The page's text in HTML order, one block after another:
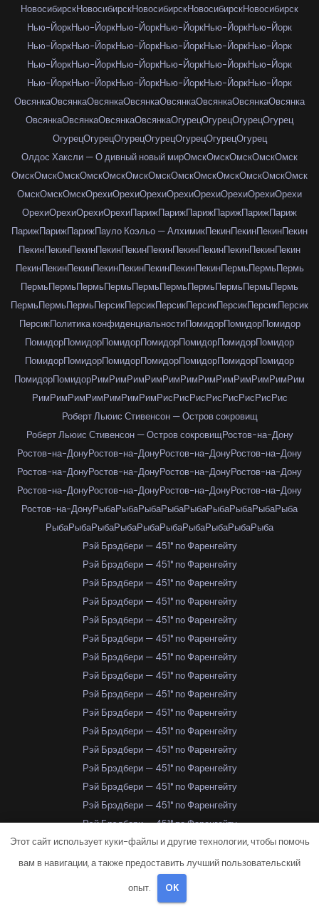
НовосибирскНовосибирскНовосибирскНовосибирскНовосибирск
Нью-ЙоркНью-ЙоркНью-ЙоркНью-ЙоркНью-ЙоркНью-Йорк
Нью-ЙоркНью-ЙоркНью-ЙоркНью-ЙоркНью-ЙоркНью-Йорк
Нью-ЙоркНью-ЙоркНью-ЙоркНью-ЙоркНью-ЙоркНью-Йорк
Нью-ЙоркНью-ЙоркНью-ЙоркНью-ЙоркНью-ЙоркНью-Йорк
ОвсянкаОвсянкаОвсянкаОвсянкаОвсянкаОвсянкаОвсянкаОвсянка
ОвсянкаОвсянкаОвсянкаОвсянкаОгурецОгурецОгурецОгурец
ОгурецОгурецОгурецОгурецОгурецОгурецОгурец
Олдос Хаксли — О дивный новый мирОмскОмскОмскОмскОмск
ОмскОмскОмскОмскОмскОмскОмскОмскОмскОмскОмскОмскОмск
ОмскОмскОмскОрехиОрехиОрехиОрехиОрехиОрехиОрехиОрехи
ОрехиОрехиОрехиОрехиПарижПарижПарижПарижПарижПариж
ПарижПарижПарижПауло Коэльо — АлхимикПекинПекинПекинПекин
ПекинПекинПекинПекинПекинПекинПекинПекинПекинПекинПекин
ПекинПекинПекинПекинПекинПекинПекинПекинПермьПермьПермь
ПермьПермьПермьПермьПермьПермьПермьПермьПермьПермь
ПермьПермьПермьПерсикПерсикПерсикПерсикПерсикПерсикПерсик
ПерсикПолитика конфиденциальностиПомидорПомидорПомидор
ПомидорПомидорПомидорПомидорПомидорПомидорПомидор
ПомидорПомидорПомидорПомидорПомидорПомидорПомидор
ПомидорПомидорРимРимРимРимРимРимРимРимРимРимРимРим
РимРимРимРимРимРимРимРисРисРисРисРисРисРисРис
Роберт Льюис Стивенсон — Остров сокровищ
Роберт Льюис Стивенсон — Остров сокровищРостов-на-Дону
Ростов-на-ДонуРостов-на-ДонуРостов-на-ДонуРостов-на-Дону
Ростов-на-ДонуРостов-на-ДонуРостов-на-ДонуРостов-на-Дону
Ростов-на-ДонуРостов-на-ДонуРостов-на-ДонуРостов-на-Дону
Ростов-на-ДонуРыбаРыбаРыбаРыбаРыбаРыбаРыбаРыбаРыба
РыбаРыбаРыбаРыбаРыбаРыбаРыбаРыбаРыбаРыба
Рэй Брэдбери — 451° по Фаренгейту
Рэй Брэдбери — 451° по Фаренгейту
Рэй Брэдбери — 451° по Фаренгейту
Рэй Брэдбери — 451° по Фаренгейту
Рэй Брэдбери — 451° по Фаренгейту
Рэй Брэдбери — 451° по Фаренгейту
Рэй Брэдбери — 451° по Фаренгейту
Рэй Брэдбери — 451° по Фаренгейту
Рэй Брэдбери — 451° по Фаренгейту
Рэй Брэдбери — 451° по Фаренгейту
Рэй Брэдбери — 451° по Фаренгейту
Рэй Брэдбери — 451° по Фаренгейту
Рэй Брэдбери — 451° по Фаренгейту
Рэй Брэдбери — 451° по Фаренгейту
Рэй Брэдбери — 451° по Фаренгейту
Рэй Брэдбери — 451° по Фаренгейту
Рэй Брэдбери — 451° по Фаренгейту
Рэй Брэдбери — 451° по Фаренгейту
Рэй Брэдбери — 451° по Фаренгейту
Рэй Брэдбери — 451° по Фаренгейту
Этот сайт использует куки-файлы и другие технологии, чтобы помочь
вам в навигации, а также предоставить лучший пользовательский
опыт. OK